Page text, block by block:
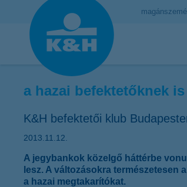
a hazai befektetőknek
K&H befektetői klub
2013.11.12.
A jegybankok közelgő háttérbe
lesz. A változásokra természetesen
a hazai megtakarítókat.